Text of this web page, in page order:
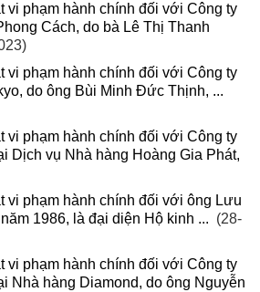
vi phạm hành chính đối với Công ty
Cách, do bà Lê Thị Thanh
vi phạm hành chính đối với Công ty
do ông Bùi Minh Đức Thịnh, ...
vi phạm hành chính đối với Công ty
Dịch vụ Nhà hàng Hoàng Gia Phát,
vi phạm hành chính đối với ông Lưu
1986, là đại diện Hộ kinh ... (28-
vi phạm hành chính đối với Công ty
Nhà hàng Diamond, do ông Nguyễn